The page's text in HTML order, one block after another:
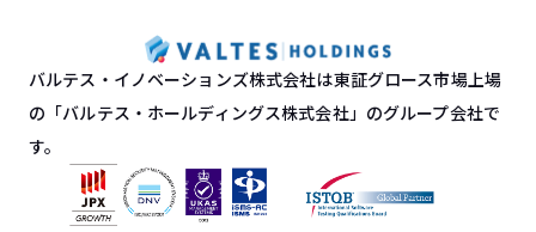
バルテス・イノベーションズ株式会社は東証グロース市場上場
の「バルテス・ホールディングス株式会社」のグループ会社で
す。